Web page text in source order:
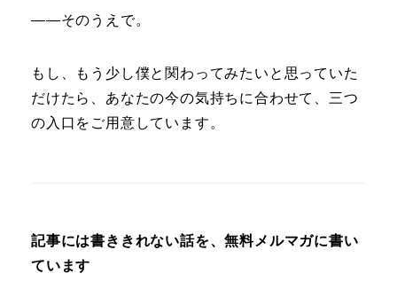
――そのうえで。
もし、もう少し僕と関わってみたいと思っていた
だけたら、あなたの今の気持ちに合わせて、三つ
の入口をご用意しています。
記事には書ききれない話を、無料メルマガに書い
ています